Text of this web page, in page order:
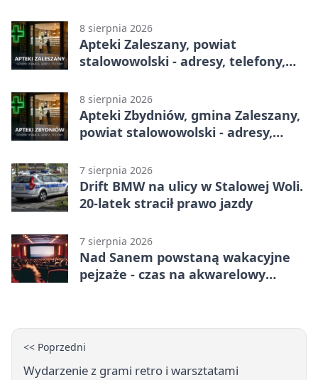
8 sierpnia 2026
Apteki Zaleszany, powiat
stalowowolski - adresy, telefony,
8 sierpnia 2026
Apteki Zbydniów, gmina Zaleszany,
powiat stalowowolski - adresy,
7 sierpnia 2026
Drift BMW na ulicy w Stalowej Woli.
20-latek stracił prawo jazdy
7 sierpnia 2026
Nad Sanem powstaną wakacyjne
pejzaże - czas na akwarelowy
<< Poprzedni
Wydarzenie z grami retro i warsztatami